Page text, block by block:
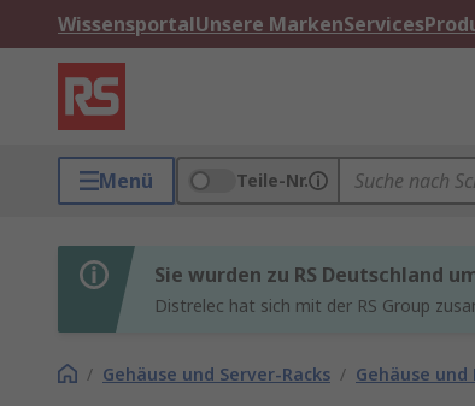
WissensportalUnsere MarkenServices
Menü Teile-Nr.
Sie wurden zu RS Deutschland
Distrelec hat sich mit der RS Group
/ Gehäuse und Server-Racks / Gehäuse